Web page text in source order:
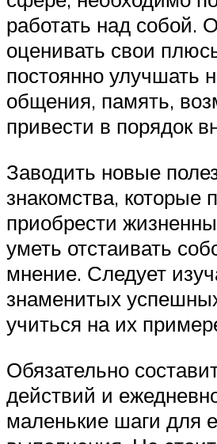
работать над собой.
оценивать свои
постоянно улучшать
общения, память,
привести в порядок
Заводить новые
знакомства, которые
приобрести
уметь отстаивать
мнение. Следует
знаменитых
учиться на их
Обязательно
действий и
маленькие шаги для